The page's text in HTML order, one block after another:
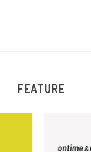
FEATURE